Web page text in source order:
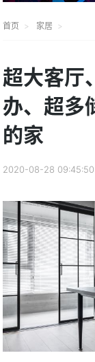
首页 家居
超大客厅
办、超多
的家
2020-08-28 09:45:50